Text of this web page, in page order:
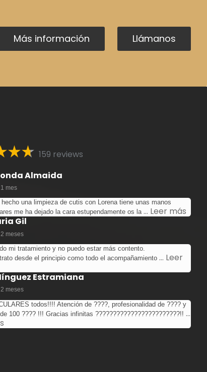
Más información Llámanos
159 reviews
Almaida
mes
hecho una limpieza de cutis con Lorena tiene unas manos
me ha dejado la cara estupendamente os la … Leer más
Gil
meses
mi tratamiento y no puedo estar más contento.
desde el principio como todo el acompañamiento … Leer
Estramiana
meses
todos!!!! Atención de ????, profesionalidad de ???? y
100 ???? !!! Gracias infinitas ????????????????????????!! …